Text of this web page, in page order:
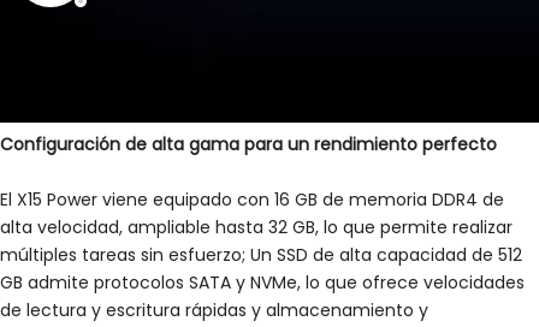
Configuración de alta gama para un rendimiento perfecto
El X15 Power viene equipado con 16 GB de memoria DDR4 de
alta velocidad, ampliable hasta 32 GB, lo que permite realizar
múltiples tareas sin esfuerzo; Un SSD de alta capacidad de 512
GB admite protocolos SATA y NVMe, lo que ofrece velocidades
de lectura y escritura rápidas y almacenamiento y